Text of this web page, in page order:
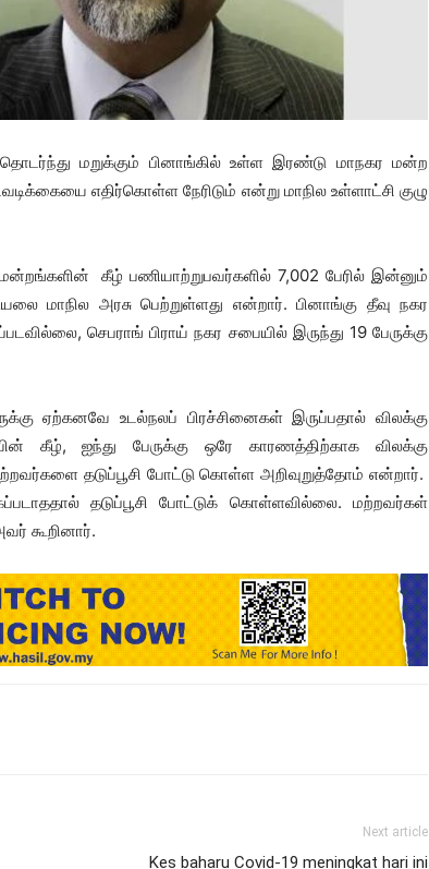
மறுக்கும் பினாங்கில் உள்ள இரண்டு மாநகர மன்ற
எதிர்கொள்ள நேரிடும் என்று மாநில உள்ளாட்சி குழு
கீழ் பணியாற்றுபவர்களில் 7,002 பேரில் இன்னும்
மாநில அரசு பெற்றுள்ளது என்றார். பினாங்கு தீவு நகர
செபராங் பிராய் நகர சபையில் இருந்து 19 பேருக்கு
ஏற்கனவே உடல்நலப் பிரச்சினைகள் இருப்பதால் விலக்கு
கீழ், ஐந்து பேருக்கு ஒரே காரணத்திற்காக விலக்கு
தடுப்பூசி போட்டு கொள்ள அறிவுறுத்தோம் என்றார்.
தடுப்பூசி போட்டுக் கொள்ளவில்லை. மற்றவர்கள்
கூறினார்.
Next article
Kes baharu Covid-19 meningkat hari ini